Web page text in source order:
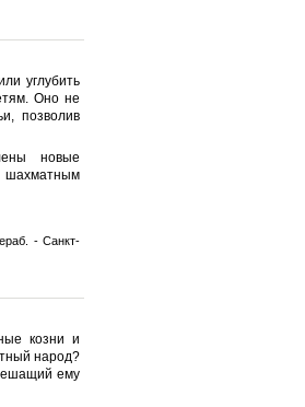
углубить
Оно не
позволив
новые
- Санкт-
козни и
народ?
ему